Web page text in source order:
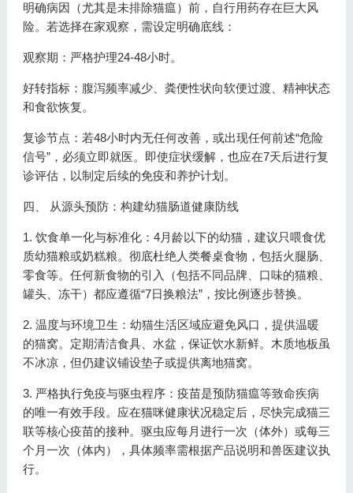
明确病因（尤其是未排除猫瘟）前，自行用药存在巨大风
险。若选择在家观察，需设定明确底线：
观察期：严格护理24-48小时。
好转指标：腹泻频率减少、粪便性状向软便过渡、精神状态
和食欲恢复。
复诊节点：若48小时内无任何改善，或出现任何前述“危险
信号”，必须立即就医。即使症状缓解，也应在7天后进行复
诊评估，以制定后续的免疫和养护计划。
四、 从源头预防：构建幼猫肠道健康防线
1. 饮食单一化与标准化：4月龄以下的幼猫，建议只喂食优
质幼猫粮或奶糕粮。彻底杜绝人类餐桌食物，包括火腿肠、
零食等。任何新食物的引入（包括不同品牌、口味的猫粮、
罐头、冻干）都应遵循“7日换粮法”，按比例逐步替换。
2. 温度与环境卫生：幼猫生活区域应避免风口，提供温暖
的猫窝。定期清洁食具、水盆，保证饮水新鲜。木质地板虽
不冰凉，但仍建议铺设垫子或提供离地猫窝。
3. 严格执行免疫与驱虫程序：疫苗是预防猫瘟等致命疾病
的唯一有效手段。应在猫咪健康状况稳定后，尽快完成猫三
联等核心疫苗的接种。驱虫应每月进行一次（体外）或每三
个月一次（体内），具体频率需根据产品说明和兽医建议执
行。